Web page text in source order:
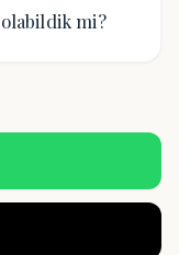
mi?